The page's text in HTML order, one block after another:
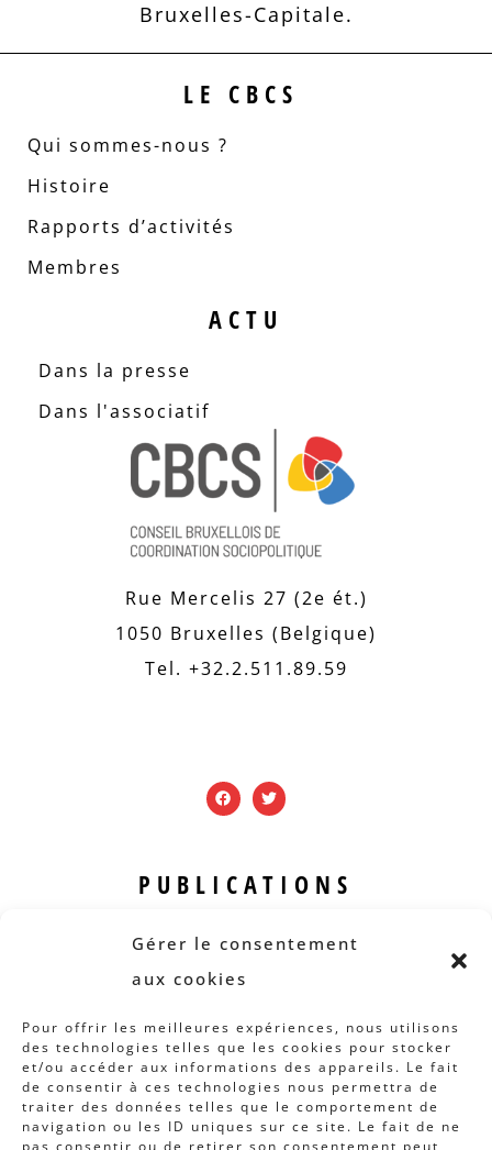
Gérer le consentement
aux cookies
Pour offrir les meilleures expériences, nous utilisons
des technologies telles que les cookies pour stocker
et/ou accéder aux informations des appareils. Le fait
de consentir à ces technologies nous permettra de
traiter des données telles que le comportement de
navigation ou les ID uniques sur ce site. Le fait de ne
pas consentir ou de retirer son consentement peut
Bruxelles-Capitale.
LE CBCS
Qui sommes-nous ?
Histoire
Rapports d’activités
Membres
ACTU
Dans la presse
Dans l'associatif
Rue Mercelis 27 (2e ét.)
1050 Bruxelles (Belgique)
Tel. +32.2.511.89.59
PUBLICATIONS
Revue B.I.S.
Rapports et analyses
Articles
AUTRES INFOS
Actions